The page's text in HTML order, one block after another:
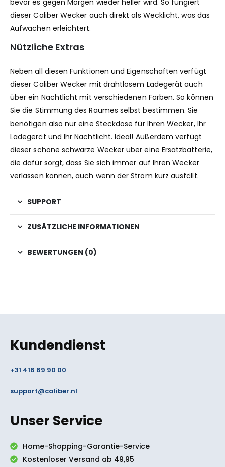
bevor es gegen Morgen wieder heller wird. So fungiert
dieser Caliber Wecker auch direkt als Wecklicht, was das
Aufwachen erleichtert.
Nützliche Extras
Neben all diesen Funktionen und Eigenschaften verfügt
dieser Caliber Wecker mit drahtlosem Ladegerät auch
über ein Nachtlicht mit verschiedenen Farben. So können
Sie die Stimmung des Raumes selbst bestimmen. Sie
benötigen also nur eine Steckdose für Ihren Wecker, Ihr
Ladegerät und Ihr Nachtlicht. Ideal! Außerdem verfügt
dieser schöne schwarze Wecker über eine Ersatzbatterie,
die dafür sorgt, dass Sie sich immer auf Ihren Wecker
verlassen können, auch wenn der Strom kurz ausfällt.
SUPPORT
ZUSÄTZLICHE INFORMATIONEN
BEWERTUNGEN (0)
Kundendienst
+31 416 69 90 00
support@caliber.nl
Unser Service
Home-Shopping-Garantie-Service
Kostenloser Versand ab 49,95